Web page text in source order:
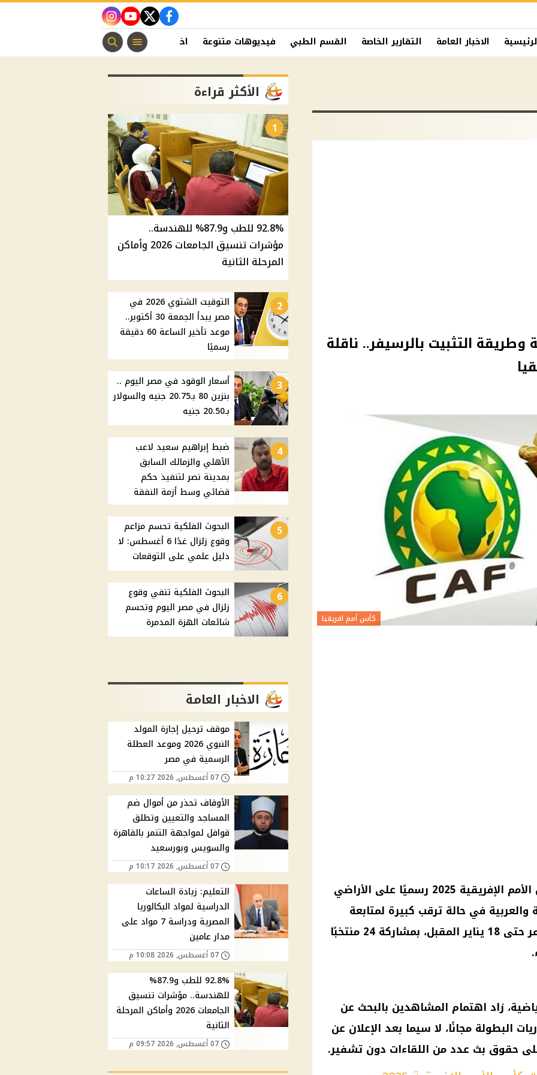
facebook
twitter
youtube
instagram
الاخبار العامة التقارير الخاصة القسم الطبي فيديوهات متنوعة اخبار الفن منوعات مسيحية
وطريقة التثبيت بالرسيفر.. ناقلة
كأس أمم افريقيا
الإفريقية 2025
رسميًا على الأراضي
والعربية في حالة ترقب كبيرة لمتابعة
المباريات، خاصة أن البطولة تستمر حتى 18 يناير المقبل، بمشاركة 24 منتخبًا
زاد اهتمام المشاهدين بالبحث عن
البطولة مجانًا، لا سيما بعد الإعلان عن
على حقوق بث عدد من اللقاءات دون تشفير.
الأكثر قراءة
1
92.8% للطب و87.9% للهندسة..
مؤشرات تنسيق الجامعات 2026 وأماكن
المرحلة الثانية
2
التوقيت الشتوي 2026 في
مصر يبدأ الجمعة 30 أكتوبر..
موعد تأخير الساعة 60 دقيقة
رسميًا
3
أسعار الوقود في مصر اليوم ..
بنزين 80 بـ20.75 جنيه والسولار
بـ20.50 جنيه
4
ضبط إبراهيم سعيد لاعب
الأهلي والزمالك السابق
بمدينة نصر لتنفيذ حكم
قضائي وسط أزمة النفقة
5
البحوث الفلكية تحسم مزاعم
وقوع زلزال غدًا 6 أغسطس: لا
دليل علمي على التوقعات
6
البحوث الفلكية تنفي وقوع
زلزال في مصر اليوم وتحسم
شائعات الهزة المدمرة
الاخبار العامة
موقف ترحيل إجازة المولد
النبوي 2026 وموعد العطلة
الرسمية في مصر
07 أغسطس, 2026 10:27 م
الأوقاف تحذر من أموال ضم
المساجد والتعيين وتطلق
قوافل لمواجهة التنمر بالقاهرة
والسويس وبورسعيد
07 أغسطس, 2026 10:17 م
التعليم: زيادة الساعات
الدراسية لمواد البكالوريا
المصرية ودراسة 7 مواد على
مدار عامين
07 أغسطس, 2026 10:08 م
92.8% للطب و87.9%
للهندسة.. مؤشرات تنسيق
الجامعات 2026 وأماكن المرحلة
الثانية
07 أغسطس, 2026 09:57 م